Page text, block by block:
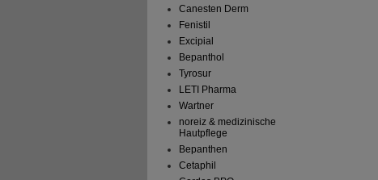
Canesten Derm
Fenistil
Excipial
Bepanthol
Tyrosur
LETI Pharma
Wartner
noreiz & medizinische
Hautpflege
Bepanthen
Cetaphil